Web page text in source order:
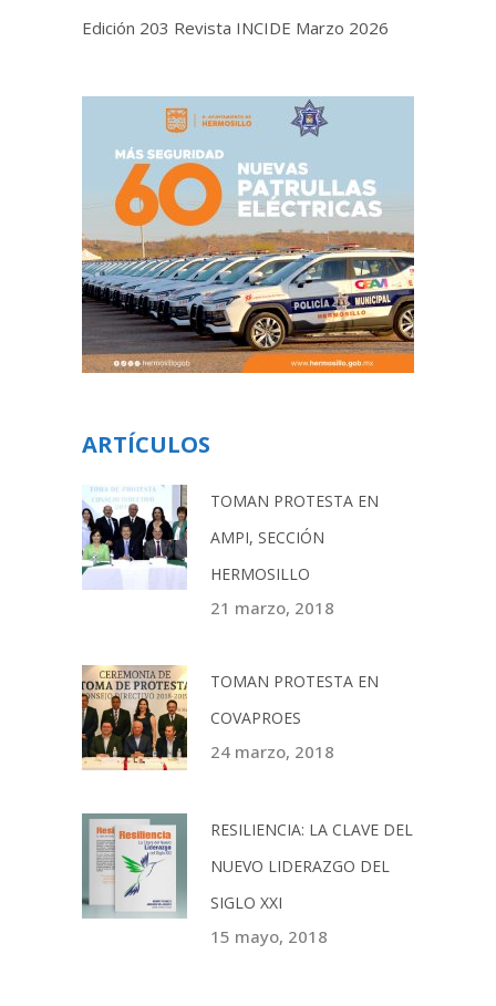
Edición 203 Revista INCIDE Marzo 2026
ARTÍCULOS
TOMAN PROTESTA EN
AMPI, SECCIÓN
HERMOSILLO
21 marzo, 2018
TOMAN PROTESTA EN
COVAPROES
24 marzo, 2018
RESILIENCIA: LA CLAVE DEL
NUEVO LIDERAZGO DEL
SIGLO XXI
15 mayo, 2018